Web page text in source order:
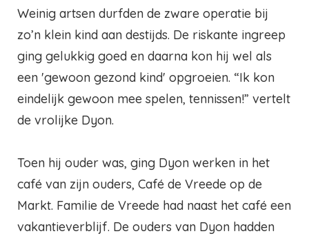
Weinig artsen durfden de zware operatie bij
zo’n klein kind aan destijds. De riskante ingreep
ging gelukkig goed en daarna kon hij wel als
een 'gewoon gezond kind' opgroeien. “Ik kon
eindelijk gewoon mee spelen, tennissen!” vertelt
de vrolijke Dyon.
Toen hij ouder was, ging Dyon werken in het
café van zijn ouders, Café de Vreede op de
Markt. Familie de Vreede had naast het café een
vakantieverblijf. De ouders van Dyon hadden